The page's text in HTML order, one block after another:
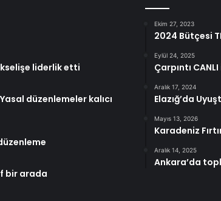
liderlik etti
düzenlemeler kalıcı
bir arada
Ekim 27, 2023
2024 Bütçesi
Eylül 24, 2025
Çarpıntı
Aralık 17, 2024
Elazığ’da
Mayıs 13, 2026
Karadeniz
Aralık 14, 2025
Ankara’da